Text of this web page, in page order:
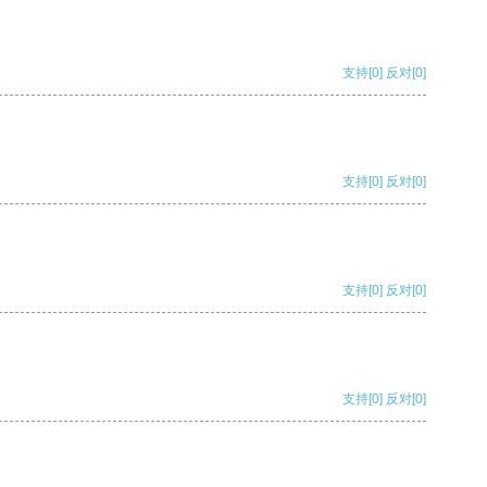
支持[0] 反对[0]
支持[0] 反对[0]
支持[0] 反对[0]
支持[0] 反对[0]